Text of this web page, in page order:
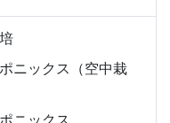
ニックス（空中栽
ニックス